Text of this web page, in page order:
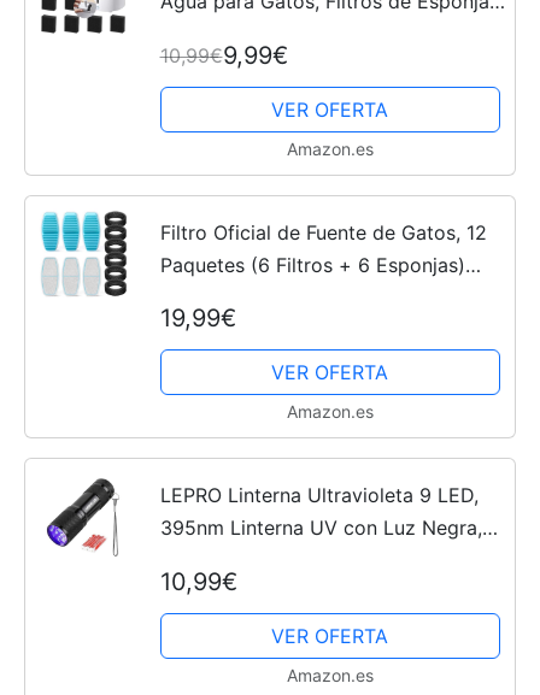
Reemplazos de Esponja Suministro
de Agua Potable Limpia...
10,99€9,99€
VER OFERTA
Amazon.es
Filtro Oficial de Fuente de Gatos, 12
Paquetes (6 Filtros + 6 Esponjas)
para BMDSAE H4 Carbón Activado
de la Fuente del Gato
19,99€
VER OFERTA
Amazon.es
LEPRO Linterna Ultravioleta 9 LED,
395nm Linterna UV con Luz Negra,
Orina y de Mascota, Billetes, 3*AAA
Pilas Incluidas
10,99€
VER OFERTA
Amazon.es